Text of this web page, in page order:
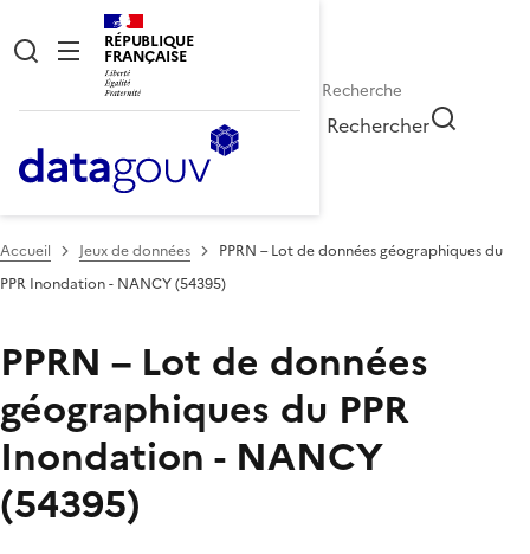
RÉPUBLIQUE
FRANÇAISE
Rechercher
Accueil Jeux de données
PPRN – Lot de données géographiques du
PPR Inondation - NANCY (54395)
PPRN – Lot de données
géographiques du PPR
Inondation - NANCY
(54395)